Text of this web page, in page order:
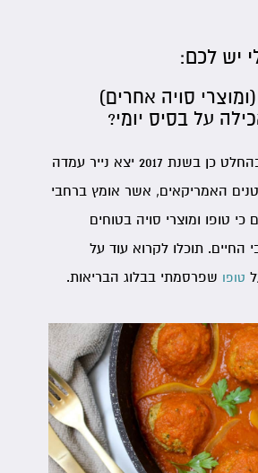
יש לכם:
סויה אחרים)
על בסיס יומי?
התשובה היא שבהחלט כן בשנת 2017 יצא נייר עמדה
האמריקאים, אשר אומץ ברחבי
כי טופו ומוצרי סויה בטוחים
החיים. תוכלו לקרוא עוד על
טופו שפרסמתי בבלוג הבריאות.